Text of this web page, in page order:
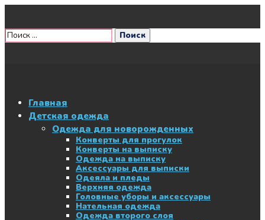
Главная
Детская одежда
Одежда для новорожденных
Конверты для прогулок
Конверты на выписку
Одежда на выписку
Аксессуары для выписки
Одеяла и пледы
Верхняя одежда
Головные уборы и аксессуары
Нательная одежда
Одежда второго слоя